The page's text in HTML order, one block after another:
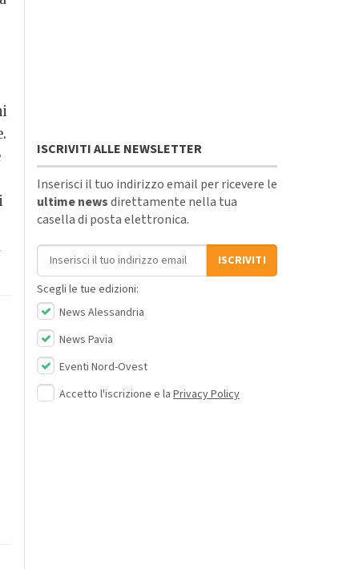
ISCRIVITI ALLE NEWSLETTER
Inserisci il tuo indirizzo email per ricevere le
ultime newsdirettamente nella tua
casella di posta elettronica.
Indirizzo email
ISCRIVITI
Scegli le tue edizioni:
News Alessandria
News Pavia
Eventi Nord-Ovest
Accetto l'iscrizione e la Privacy Policy